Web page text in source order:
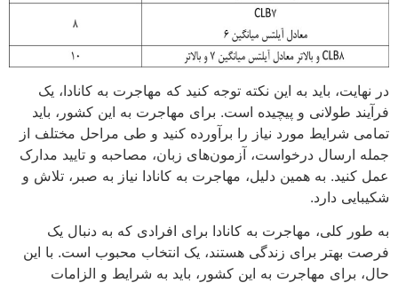
در نهایت، باید به این نکته توجه کنید که مهاجرت به کانادا، یک
فرآیند طولانی و پیچیده است. برای مهاجرت به این کشور، باید
تمامی شرایط مورد نیاز را برآورده کنید و طی مراحل مختلف از
جمله ارسال درخواست، آزمون‌های زبان، مصاحبه و تایید مدارک
عمل کنید. به همین دلیل، مهاجرت به کانادا نیاز به صبر، تلاش و
شکیبایی دارد.
به طور کلی، مهاجرت به کانادا برای افرادی که به دنبال یک
فرصت بهتر برای زندگی هستند، یک انتخاب محبوب است. با این
حال، برای مهاجرت به این کشور، باید به شرایط و الزامات